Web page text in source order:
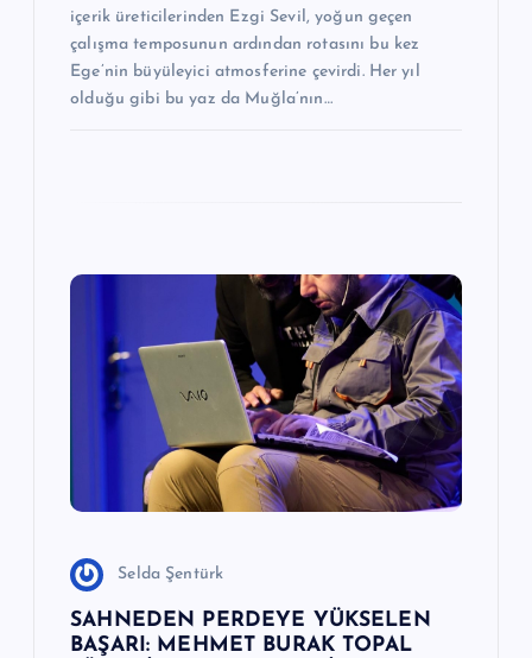
içerik üreticilerinden Ezgi Sevil, yoğun geçen
çalışma temposunun ardından rotasını bu kez
Ege’nin büyüleyici atmosferine çevirdi. Her yıl
olduğu gibi bu yaz da Muğla’nın…
Selda Şentürk
SAHNEDEN PERDEYE YÜKSELEN
BAŞARI: MEHMET BURAK TOPAL